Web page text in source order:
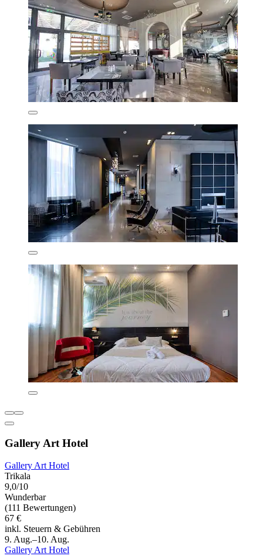
Gallery Art Hotel
Gallery Art Hotel
Trikala
9,0/10
Wunderbar
(111 Bewertungen)
67 €
inkl. Steuern & Gebühren
9. Aug.–10. Aug.
Gallery Art Hotel